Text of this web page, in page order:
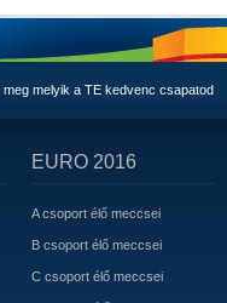
meg melyik a TE kedvenc csapatod
EURO 2016
A csoport élő meccsei
B csoport élő meccsei
C csoport élő meccsei